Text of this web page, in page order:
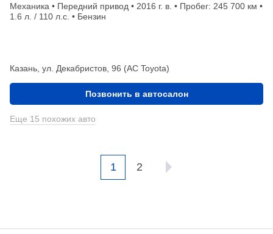
Механика • Передний привод • 2016 г. в. • Пробег: 245 700 км •
1.6 л. / 110 л.с. • Бензин
Казань, ул. Декабристов, 96 (АС Toyota)
Позвонить в автосалон
Еще 15 похожих авто
1 2